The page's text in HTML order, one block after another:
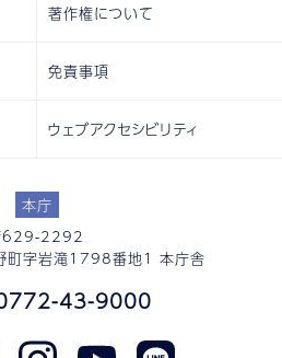
本庁
629-2292
町字岩滝1798番地1 本庁舎
43-9000
著作権について
免責事項
ウェブアクセシビリティ